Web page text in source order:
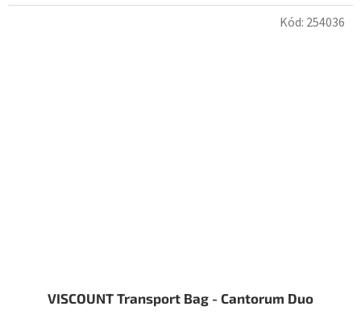
VISCOUNT Transport Bag - Cantorum Duo
Kód: 254036